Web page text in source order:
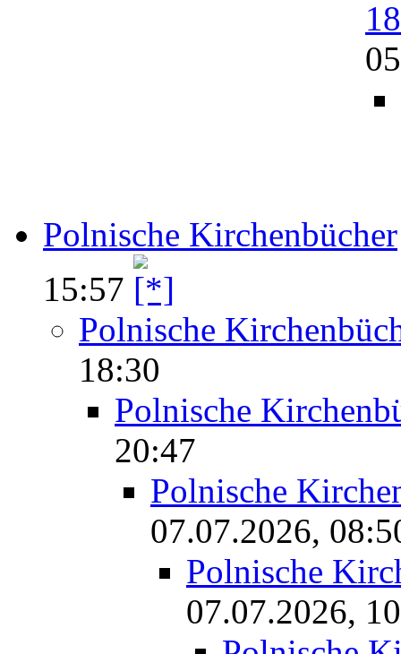
Polnische Kirchenbücher
15:57
Polnische
18:30
Polnische
20:47
Polnische
07.07.2026,
Polnische
07.07.2026,